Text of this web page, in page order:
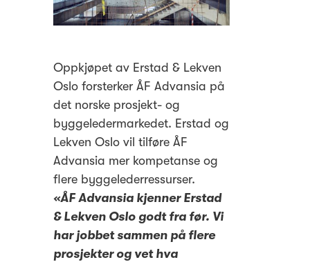
Oppkjøpet av Erstad & Lekven
Oslo forsterker ÅF Advansia på
det norske prosjekt- og
byggeledermarkedet. Erstad og
Lekven Oslo vil tilføre ÅF
Advansia mer kompetanse og
flere byggelederressurser.
«ÅF Advansia kjenner Erstad
& Lekven Oslo godt fra før. Vi
har jobbet sammen på flere
prosjekter og vet hva